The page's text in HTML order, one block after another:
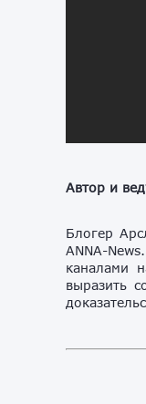
Автор и
Блогер
ANNA-
каналами
выразить